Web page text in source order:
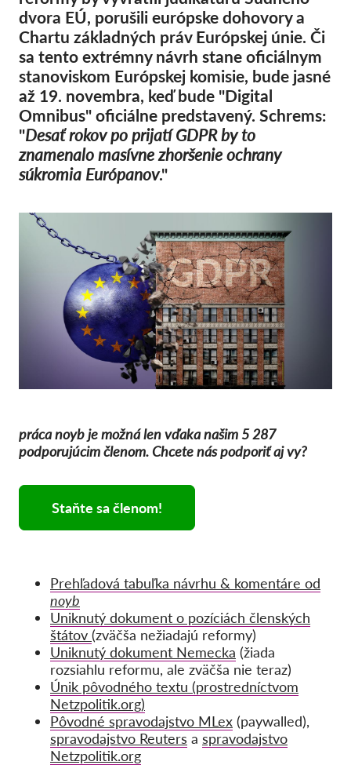
dvora EÚ, porušili európske dohovory a
Chartu základných práv Európskej únie. Či
sa tento extrémny návrh stane oficiálnym
stanoviskom Európskej komisie, bude jasné
až 19. novembra, keď bude "Digital
Omnibus" oficiálne predstavený. Schrems:
"Desať rokov po prijatí GDPR by to
znamenalo masívne zhoršenie ochrany
súkromia Európanov."
práca noyb je možná len vďaka našim 5 287
podporujúcim členom. Chcete nás podporiť aj vy?
Staňte sa členom!
Prehľadová tabuľka návrhu & komentáre od
noyb
Uniknutý dokument o pozíciách členských
štátov (zväčša nežiadajú reformy)
Uniknutý dokument Nemecka (žiada
rozsiahlu reformu, ale zväčša nie teraz)
Únik pôvodného textu (prostredníctvom
Netzpolitik.org)
Pôvodné spravodajstvo MLex (paywalled),
spravodajstvo Reuters a spravodajstvo
Netzpolitik.org